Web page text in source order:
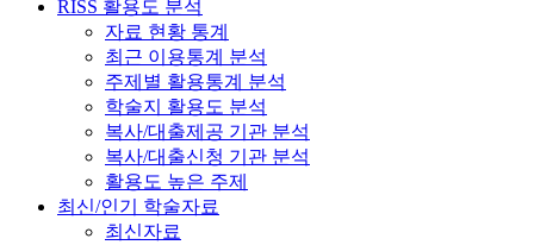
RISS 활용도 분석
자료 현황 통계
최근 이용통계 분석
주제별 활용통계 분석
학술지 활용도 분석
복사/대출제공 기관 분석
복사/대출신청 기관 분석
활용도 높은 주제
최신/인기 학술자료
최신자료